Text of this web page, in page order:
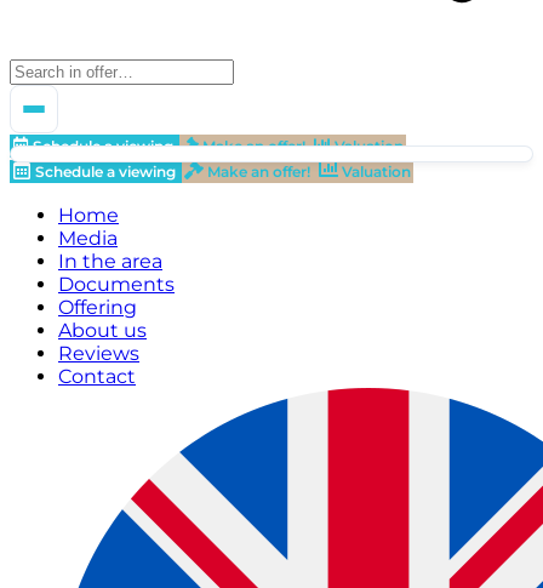
Schedule a viewing Make an offer!
Valuation
Schedule a viewing
Make an offer! Valuation
Home
Media
In the area
Documents
Offering
About us
Reviews
Contact